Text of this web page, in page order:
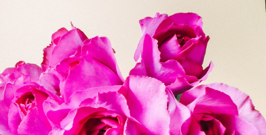
不備があった場合は、些細なことでもお気軽にサポート
までご連絡ください。ご返金にて補償いたします。